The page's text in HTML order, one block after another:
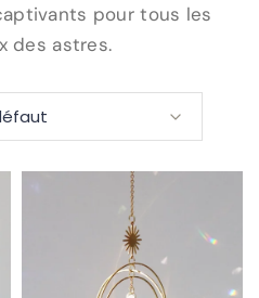
pour tous les
des astres.